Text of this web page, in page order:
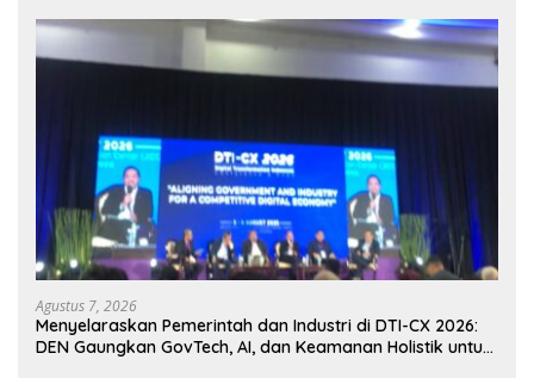
Agustus 7, 2026
Menyelaraskan Pemerintah dan Industri di DTI-CX 2026:
DEN Gaungkan GovTech, AI, dan Keamanan Holistik untuk